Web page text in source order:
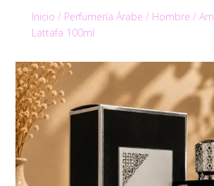
Inicio / Perfumería Árabe / Hombre /
Lattafa 100ml